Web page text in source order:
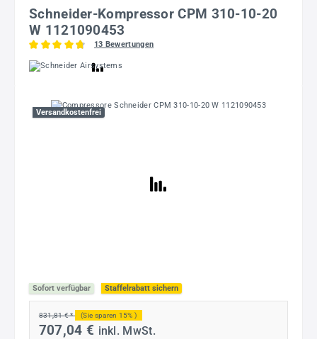
Schneider-Kompressor CPM 310-10-20
W 1121090453
Durchschnittliche Bewertung von 4.85 von 5 Sternen
13 Bewertungen
Bildergalerie überspringen
Versandkostenfrei
Sofort verfügbar Staffelrabatt sichern
831,81 € * (Sie sparen 15% )
707,04 € inkl. MwSt.